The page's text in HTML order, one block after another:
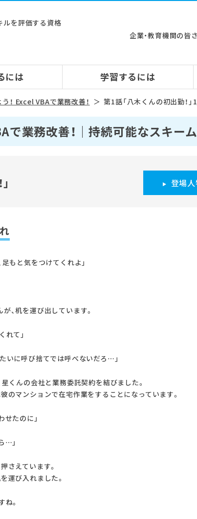
ルを評価する資格
企業・教育機関の皆
には 学習するには
！ Excel VBAで業務改善！ 第1話「八木くんの初出勤！
で業務改善！｜持続可能なスキー
登場
もと気をつけてくれよ」
、机を運び出しています。
れて」
いに呼び捨てでは呼べないだろ…」
星くんの会社と業務委託契約を結びました。
のマンションで在宅作業をすることになっています。
せたのに」
…」
さえています。
運び入れました。
。